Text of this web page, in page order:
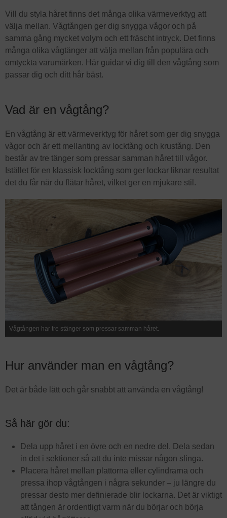
Vill du styla håret finns det många olika värmeverktyg att
välja mellan. Vågtången ger dig snygga vågor och på
samma gång mycket volym och ett fräscht intryck. Det finns
många olika vågtänger att välja mellan från populära och
omtyckta varumärken. Här guidar vi dig till den vågtång som
passar dig och ditt hår bäst.
Vad är en vågtång?
En vågtång är ett värmeverktyg för håret som ger dig snygga
vågor och är ett mellanting av locktång och krustång. Den
består av tre tänger som pressar samman håret till vågor.
Istället för en klassisk locktång som ger lockar liknar resultat
det du får när du flätar håret, vilket ger en mjukare stil.
Vågtången har tre stänger som pressar samman håret.
Hur använder man en vågtång?
Det är både lätt och går snabbt att använda en vågtång!
Så här gör du:
Dela upp håret i en övre och en nedre del. Dela sedan
in det i sektioner så att du inte missar någon slinga.
Placera håret mellan plattorna eller cylindrarna och
pressa ihop vågtången i några sekunder – ju längre du
pressar desto mer definierade blir lockarna. Det är viktigt
att tången är ordentligt varm när du börjar och börja